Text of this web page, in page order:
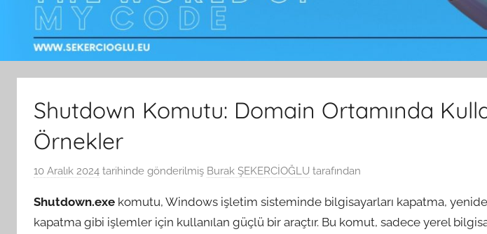
Shutdown Komutu: Domain Ortamında
Örnekler
10 Aralık 2024 tarihinde gönderilmiş Burak ŞEKERCİOĞLU tarafından
Shutdown.exe komutu, Windows işletim sisteminde bilgisayarları kapatma,
kapatma gibi işlemler için kullanılan güçlü bir araçtır. Bu komut, sadece yerel